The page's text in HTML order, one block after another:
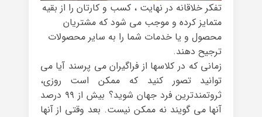
تفکر خلاقانه در نهایت ، کسب و کارتان را از بقیه
متمایز کرده و موجب می شود که مشتریان
محصول و یا خدمات شما را به سایر محصولات
ترجیح دهند.
زمانی که در کلاسها از فراگیران می پرسند آیا می
توانید تصور کنید که ممکن است روزی،
ثروتمندترین فرد جهان شوید؟ بیش از ۹۹ درصد
آنها می گویند نه ممکن نیست. بعد وقتی از آنها